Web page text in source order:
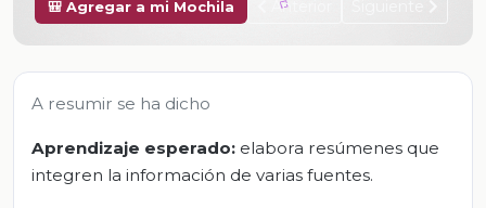
🎒 Agregar a mi Mochila Anterior
A resumir se ha dicho
Aprendizaje esperado: elabora resúmenes que
integren la información de varias fuentes.